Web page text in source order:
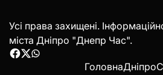
Усі права захищені.
міста Дніпро "Днепр Час".
Facebook
Twitter
WhatsApp
ГоловнаДніпро